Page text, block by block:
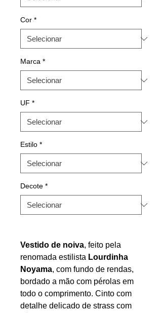
Cor *
Marca *
UF *
Estilo *
Decote *
Vestido de noiva, feito pela
renomada estilista Lourdinha
Noyama, com fundo de rendas,
bordado a mão com pérolas em
todo o comprimento. Cinto com
detalhe delicado de strass com